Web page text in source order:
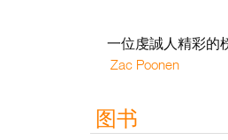
一位虔誠人精彩的
Zac Poonen
图书